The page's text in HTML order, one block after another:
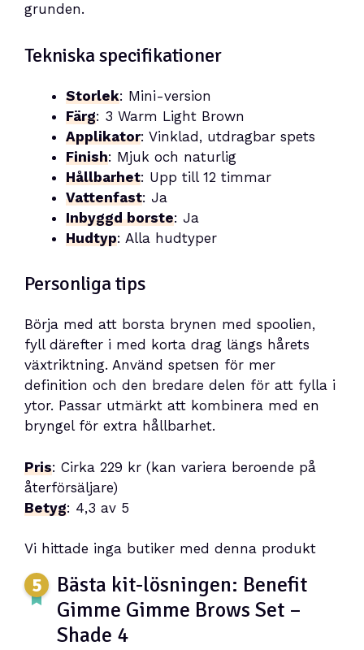
grunden.
Tekniska specifikationer
Storlek: Mini-version
Färg: 3 Warm Light Brown
Applikator: Vinklad, utdragbar spets
Finish: Mjuk och naturlig
Hållbarhet: Upp till 12 timmar
Vattenfast: Ja
Inbyggd borste: Ja
Hudtyp: Alla hudtyper
Personliga tips
Börja med att borsta brynen med spoolien,
fyll därefter i med korta drag längs hårets
växtriktning. Använd spetsen för mer
definition och den bredare delen för att fylla i
ytor. Passar utmärkt att kombinera med en
bryngel för extra hållbarhet.
Pris: Cirka 229 kr (kan variera beroende på
återförsäljare)
Betyg: 4,3 av 5
Vi hittade inga butiker med denna produkt
Bästa kit-lösningen: Benefit
Gimme Gimme Brows Set –
Shade 4